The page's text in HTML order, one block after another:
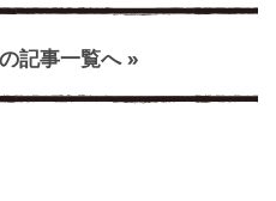
記事一覧へ »